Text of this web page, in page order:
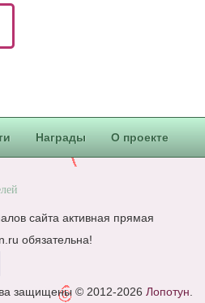
Награды О проекте
сайта активная прямая
обязательна!
защищены © 2012-2026 Лопотун